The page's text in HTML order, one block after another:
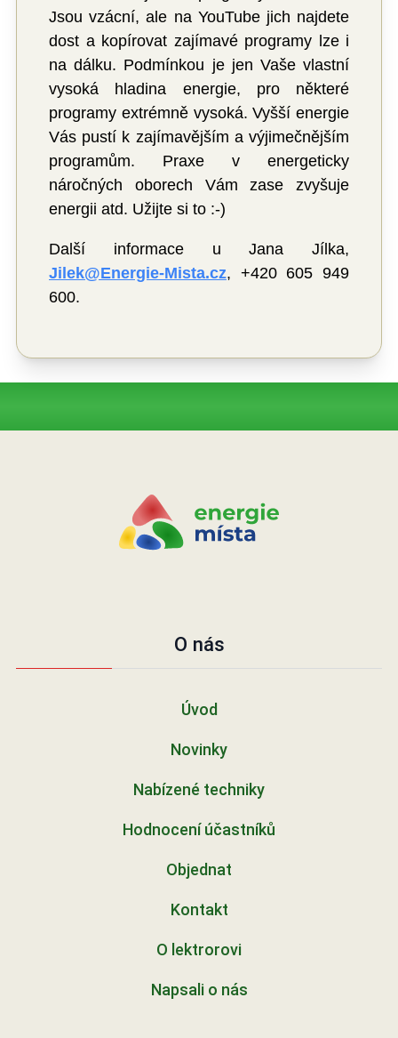
Jsou vzácní, ale na YouTube jich najdete
dost a kopírovat zajímavé programy lze i
na dálku. Podmínkou je jen Vaše vlastní
vysoká hladina energie, pro některé
programy extrémně vysoká. Vyšší energie
Vás pustí k zajímavějším a výjimečnějším
programům. Praxe v energeticky
náročných oborech Vám zase zvyšuje
energii atd. Užijte si to :-)
Další informace u Jana Jílka,
Jilek@Energie-Mista.cz, +420 605 949
600.
O nás
Úvod
Novinky
Nabízené techniky
Hodnocení účastníků
Objednat
Kontakt
O lektrorovi
Napsali o nás